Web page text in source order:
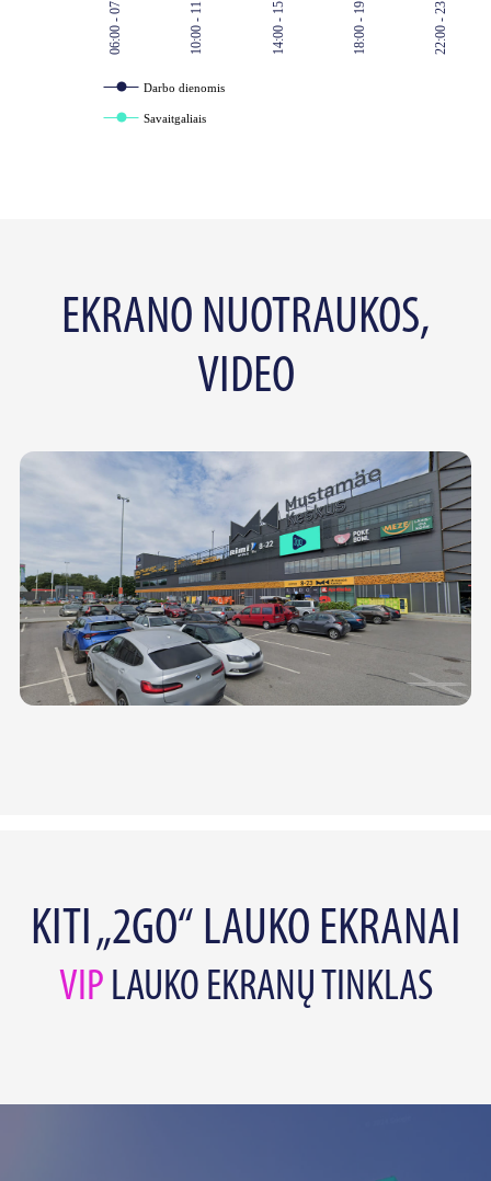
06:00 - 07:00 10:00 - 11:00 14:00 - 15:00 18:00 - 19:00 22:00 - 23:00
Darbo dienomis
Savaitgaliais
EKRANO NUOTRAUKOS,
VIDEO
KITI „2GO“ LAUKO EKRANAI
VIP LAUKO EKRANŲ TINKLAS